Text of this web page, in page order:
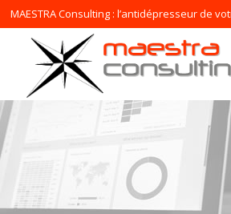
MAESTRA Consulting : l’antidépresseur de